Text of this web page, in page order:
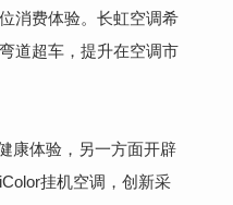
消费体验。长虹空调希
道超车，提升在空调市
康体验，另一方面开辟
挂机空调，创新采